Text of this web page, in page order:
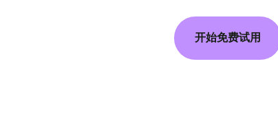
开始免费试用